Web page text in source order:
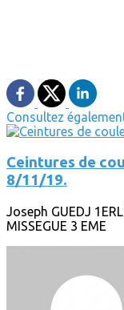
Consultez
Ceintures de
8/11/19.
Joseph GUEDJ
MISSEGUE 3 EME